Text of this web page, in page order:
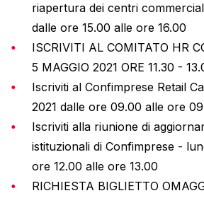
riapertura dei centri
dalle ore 15.00 alle ore 16.00
ISCRIVITI AL COMITATO HR
5 MAGGIO 2021 ORE 11.30 -
Iscriviti al Confimprese Retail
2021 dalle ore 09.00 alle ore
Iscriviti alla riunione di
istituzionali di Confimprese -
ore 12.00 alle ore 13.00
RICHIESTA BIGLIETTO